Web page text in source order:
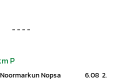
- - - -
P
Nopsa 6.08 2.